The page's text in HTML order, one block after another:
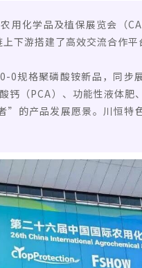
用化学品及植保展览会（
下游搭建了高效交流合作平
0规格聚磷酸铵新品，同步
钙（PCA）、功能性液体
的产品发展愿景。川恒特